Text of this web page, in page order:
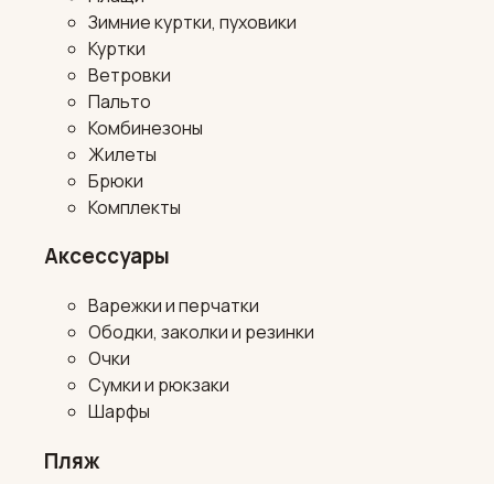
Зимние куртки, пуховики
Куртки
Ветровки
Пальто
Комбинезоны
Жилеты
Брюки
Комплекты
Аксессуары
Варежки и перчатки
Ободки, заколки и резинки
Очки
Сумки и рюкзаки
Шарфы
Пляж